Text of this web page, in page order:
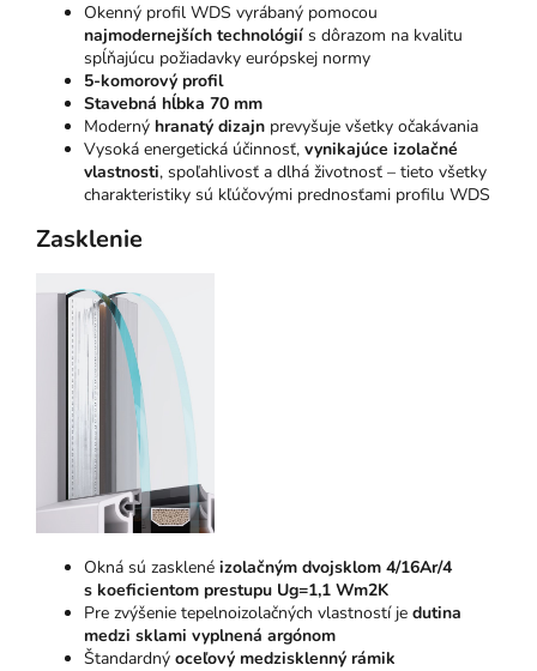
Okenný profil WDS vyrábaný pomocou
najmodernejších technológií s dôrazom na kvalitu
spĺňajúcu požiadavky európskej normy
5-komorový profil
Stavebná hĺbka 70 mm
Moderný hranatý dizajn prevyšuje všetky očakávania
Vysoká energetická účinnosť, vynikajúce izolačné
vlastnosti, spoľahlivosť a dlhá životnosť – tieto všetky
charakteristiky sú kľúčovými prednosťami profilu WDS
Zasklenie
Okná sú zasklené izolačným dvojsklom 4/16Ar/4
s koeficientom prestupu Ug=1,1 Wm2K
Pre zvýšenie tepelnoizolačných vlastností je dutina
medzi sklami vyplnená argónom
Štandardný oceľový medzisklenný rámik